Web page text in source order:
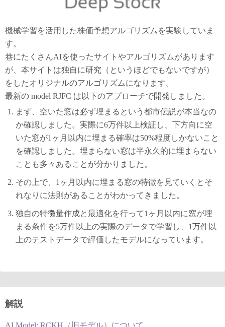
機械学習を活用した株価予想アルゴリズムを実験していま
す。
巷にたくさんAIを使ったサイトやアルゴリズムがあります
が、本サイトは独自に研究（というほどでもないですが）
をしたオリジナルのアルゴリズムになります。
最新の model RJFC は以下のアプローチで開発しました。
まず、空いた窓は必ず埋まるという都市伝説が本当なの
か確認しました。実際に6万件以上検証し、下方向に空
いた窓が1ヶ月以内に埋まる確率は50%程度しかないこと
を確認しました。埋まらない窓は半永久的に埋まらない
ことも多々あることが分かりました。
その上で、1ヶ月以内に埋まる窓の特徴を見ていくとそ
れなりに法則があることがわかってきました。
独自の特徴量作成と最適化を行って1ヶ月以内に窓が埋
まる条件を5万件以上の実際のデータで学習し、1万件以
上のテストデータで評価したモデルになっています。
解説